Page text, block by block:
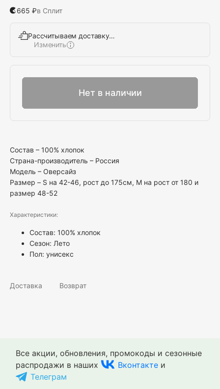
665 ₽в Сплит
Рассчитываем доставку…
Изменить
Нет в наличии
Состав – 100% хлопок
Страна-производитель – Россия
Модель – Оверсайз
Размер – S на 42-46, рост до 175см, М на рост от 180 и
размер 48-52
Характеристики:
Состав: 100% хлопок
Сезон: Лето
Пол: унисекс
Доставка Возврат
Все акции, обновления, промокоды и сезонные
распродажи в наших
Вконтакте и
Телеграм